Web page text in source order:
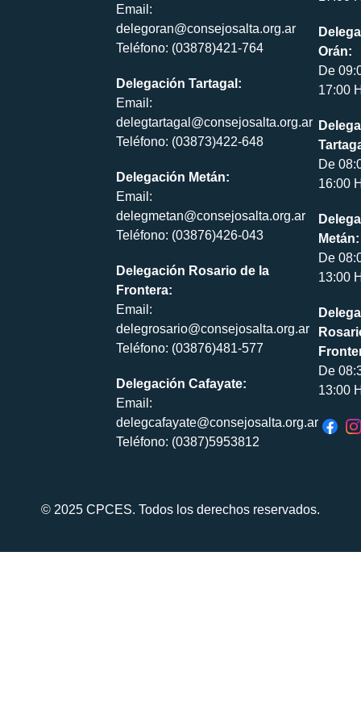
Email:
delegoran@consejosalta.org.ar
Teléfono: (03878)421-764
Delegación Tartagal:
Email:
delegtartagal@consejosalta.org.ar
Teléfono: (03873)422-648
Delegación Metán:
Email:
delegmetan@consejosalta.org.ar
Teléfono: (03876)426-043
Delegación Rosario de la
Frontera:
Email:
delegrosario@consejosalta.org.ar
Teléfono: (03876)481-577
Delegación Cafayate:
Email:
delegcafayate@consejosalta.org.ar
Teléfono: (0387)5953812
Orán:
De
17:00
De
16:00
Metán:
De
13:00
De
13:00
© 2025 CPCES. Todos los derechos reservados.